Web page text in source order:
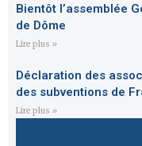
Bientôt l’assemblée
de Dôme
Lire plus »
Déclaration des
des subventions de
Lire plus »